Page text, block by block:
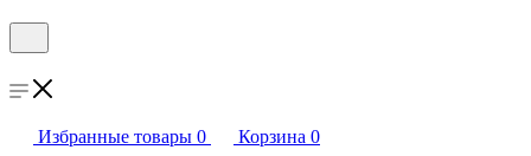
Избранные товары 0 Корзина 0